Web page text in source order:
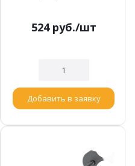
524руб./шт
Добавить в заявку